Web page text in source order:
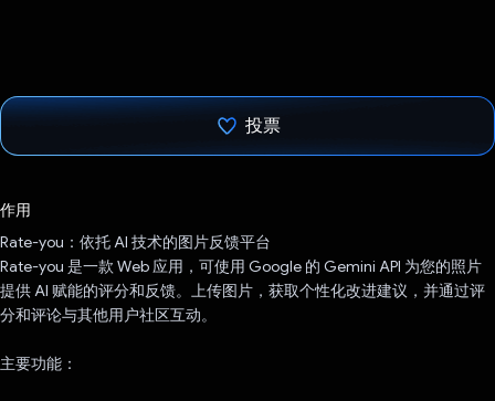
投票
作用
Rate-you：依托 AI 技术的图片反馈平台
Rate-you 是一款 Web 应用，可使用 Google 的 Gemini API 为您的照片
提供 AI 赋能的评分和反馈。上传图片，获取个性化改进建议，并通过评
分和评论与其他用户社区互动。
主要功能：